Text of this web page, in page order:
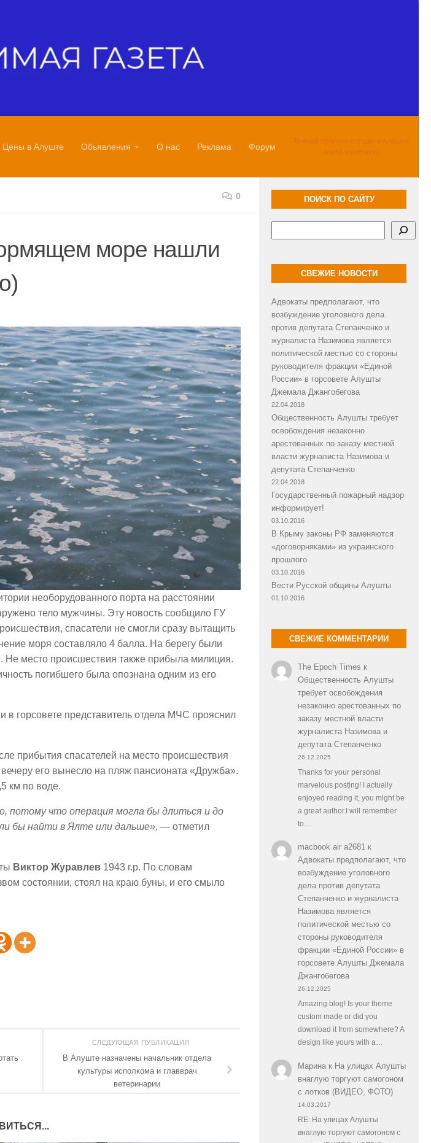
Цены в Алуште Обьявления О нас Реклама Форум
Точный прогноз погоды в Алуште
world-weather.ru
0
море нашли
необорудованного порта на расстоянии
тело мужчины. Эту новость сообщило ГУ
спасатели не смогли сразу вытащить
моря составляло 4 балла. На берегу были
место происшествия также прибыла милиция.
погибшего была опознана одним из его
горсовете представитель отдела МЧС прояснил
прибытия спасателей на место происшествия
его вынесло на пляж пансионата «Дружба».
км по воде.
потому что операция могла бы длиться и до
бы найти в Ялте или дальше», — отметил
Виктор Журавлев 1943 г.р. По словам
состоянии, стоял на краю буны, и его смыло
СЛЕДУЮЩАЯ ПУБЛИКАЦИЯ
В Алуште назначены начальник отдела
культуры исполкома и главврач
ветеринарии
ПОИСК ПО САЙТУ
СВЕЖИЕ НОВОСТИ
Адвокаты предполагают, что
возбуждение уголовного дела
против депутата Степанченко и
журналиста Назимова является
политической местью со стороны
руководителя фракции «Единой
России» в горсовете Алушты
Джемала Джангобегова
22.04.2018
Общественность Алушты требует
освобождения незаконно
арестованных по заказу местной
власти журналиста Назимова и
депутата Степанченко
22.04.2018
Государственный пожарный надзор
информирует!
03.10.2016
В Крыму законы РФ заменяются
«договорняками» из украинского
прошлого
03.10.2016
Вести Русской общины Алушты
01.10.2016
СВЕЖИЕ КОММЕНТАРИИ
The Epoch Times к
Общественность Алушты
требует освобождения
незаконно арестованных по
заказу местной власти
журналиста Назимова и
депутата Степанченко
26.12.2025
Thanks for your personal
marvelous posting! I actually
enjoyed reading it, you might be
a great author.I will remember
to…
macbook air a2681к
Адвокаты предполагают, что
возбуждение уголовного
дела против депутата
Степанченко и журналиста
Назимова является
политической местью со
стороны руководителя
фракции «Единой России» в
горсовете Алушты Джемала
Джангобегова
26.12.2025
Amazing blog! Is your theme
custom made or did you
download it from somewhere? A
design like yours with a…
Маринак На улицах Алушты
внаглую торгуют самогоном
с лотков (ВИДЕО, ФОТО)
14.03.2017
RE: На улицах Алушты
внаглую торгуют самогоном с